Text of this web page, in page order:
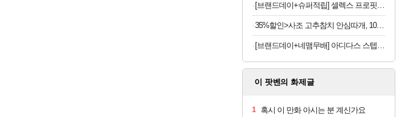
[브랜드데이+슈퍼적립] 셀렉스 프로핏 Sports 드링크 와일드 초코, 350ml, 20개 [원산지:상세설명에 표시]
35%할인>사조 고추참치 안심따개, 100g, 10개
[브랜드데이+네맴무배] 아디다스 스텝박스 2단 인클라인벤치 가정용 각도조절 벤치프레스 운동 기구 접이식 홈트
이 팟벤의 화제글
1 혹시 이 만화 아시는 분 계신가요